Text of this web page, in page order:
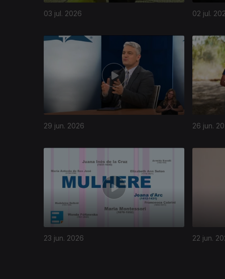
03 jul. 2026 02 jul.
29 jun. 2026 26 jun.
23 jun. 2026 22 jun.